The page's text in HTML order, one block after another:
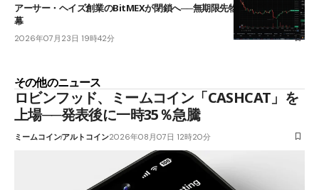
アーサー・ヘイズ創業のBitMEXが閉鎖へ──無期限先物を生んだ11年に
幕
2026年07月23日 19時42分
その他のニュース
ロビンフッド、ミームコイン「CASHCAT」を
上場──発表後に一時35％急騰
ミームコインアルトコイン2026年08月07日 12時20分